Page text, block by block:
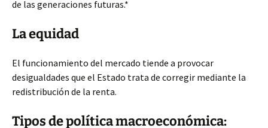
de las generaciones futuras.*
La equidad
El funcionamiento del mercado tiende a provocar
desigualdades que el Estado trata de corregir mediante la
redistribución de la renta.
Tipos de política macroeconómica: